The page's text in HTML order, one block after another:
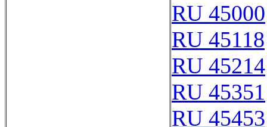
RU 45000
RU 45118
RU 45214
RU 45351
RU 45453